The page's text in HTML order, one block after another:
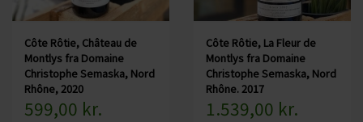
Côte Rôtie, Château de
Montlys fra Domaine
Christophe Semaska, Nord
Rhône, 2020
599,00 kr.
Côte Rôtie, La Fleur de
Montlys fra Domaine
Christophe Semaska, Nord
Rhône. 2017
1.539,00 kr.